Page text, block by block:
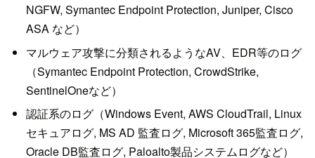
NGFW, Symantec Endpoint Protection, Juniper, Cisco
ASA など）
マルウェア攻撃に分類されるようなAV、EDR等のログ
（Symantec Endpoint Protection, CrowdStrike,
SentinelOneなど）
認証系のログ（Windows Event, AWS CloudTrail, Linux
セキュアログ, MS AD 監査ログ, Microsoft 365監査ログ,
Oracle DB監査ログ, Paloalto製品システムログなど）